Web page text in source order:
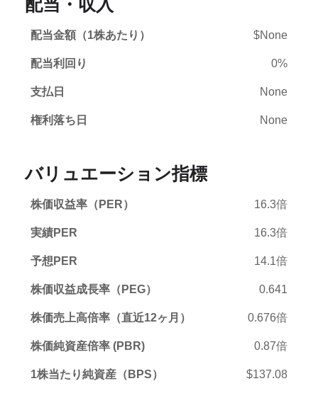
配当・収入
配当金額（1株あたり） $None
配当利回り 0%
支払日 None
権利落ち日 None
バリュエーション指標
株価収益率（PER） 16.3倍
実績PER 16.3倍
予想PER 14.1倍
株価収益成長率（PEG） 0.641
株価売上高倍率（直近12ヶ月） 0.676倍
株価純資産倍率 (PBR) 0.87倍
1株当たり純資産（BPS） $137.08